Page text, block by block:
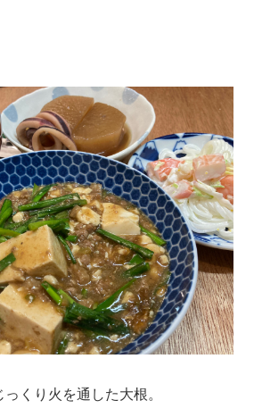
くり火を通した大根。